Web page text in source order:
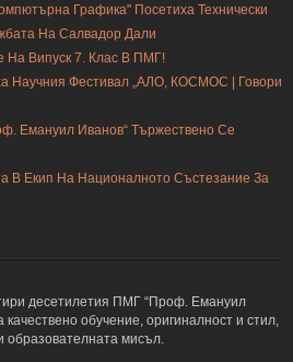
Графика" Посетиха Технически
На Салвадор Дали
Випуск 7. Клас В ПМГ!
Научния Фестивал „АЛО, КОСМОС | Говори
Емануил Иванов“ Тържествено Се
В Екип На Националното Състезание За
десетилетия ПМГ “Проф. Емануил
качествено обучение, оригиналност и стил,
образователната мисъл.